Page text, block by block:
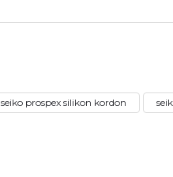
seiko prospex silikon kordon